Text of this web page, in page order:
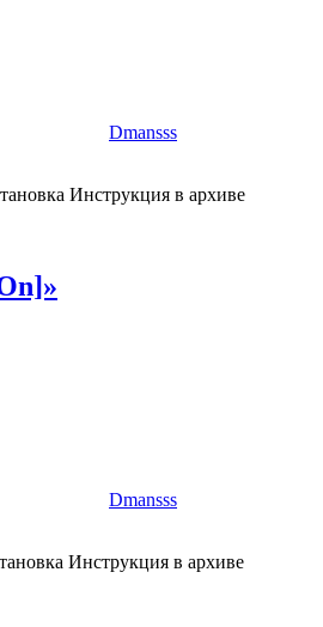
Dmansss
Инструкция в архиве
Dmansss
Инструкция в архиве